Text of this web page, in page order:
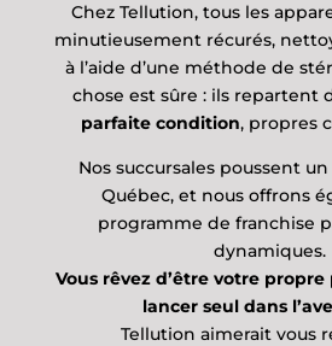
Chez Tellution, tous les
minutieusement récurés,
à l’aide d’une méthode de
chose est sûre : ils repartent
parfaite condition, propres
Nos succursales poussent
Québec, et nous offrons
programme de franchise
dynamiques.
Vous rêvez d’être votre
lancer seul dans
Tellution aimerait vous